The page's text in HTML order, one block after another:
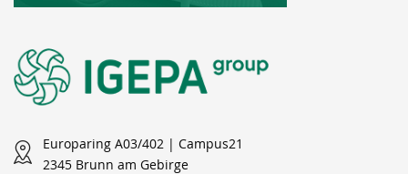
Europaring A03/402 | Campus21
2345 Brunn am Gebirge